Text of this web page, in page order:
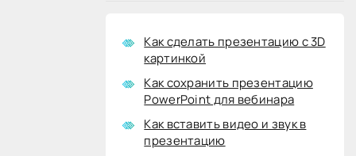
Как сделать презентацию с 3D
картинкой
Как сохранить презентацию
PowerPoint для вебинара
Как вставить видео и звук в
презентацию